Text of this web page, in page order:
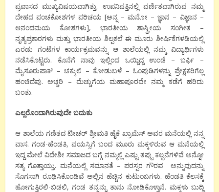
ಪ್ರವಾಸದ ಮುಖ್ಯವಿಷಯವಾಗಿತ್ತು. ಉಪನಿಷತ್ತಿನಲ್ಲಿ ವರ್ಣಿತವಾಗಿರುವ ನಮ್ಮ
ದೇಹದ ಪಂಚಕೋಶಗಳ ಪರಿಚಯ [ಅನ್ನ – ಮನೋ – ಜ್ಞಾನ – ವಿಜ್ಞಾನ –
ಆನಂದಮಯ ಕೋಶಗಳು], ಭಾರತೀಯ ಶಾಸ್ತ್ರೀಯ ಸಂಗೀತ –
ನೃತ್ಯಪ್ರಕಾರಗಳು ಮತ್ತು ಭಾರತೀಯ ಶಿಲ್ಪಕಲೆ ಈ ಮೂರು ಶೀರ್ಷಿಕೆಗಳಡಿಯಲ್ಲಿ
ಎರಡು ಗಂಟೆಗಳ ಕಾರ್ಯಕ್ರಮವನ್ನು ಆ ಶಾಲೆಯಲ್ಲಿ ನಮ್ಮ ವಿದ್ಯಾರ್ಥಿಗಳು
ನಡೆಸಿಕೊಟ್ಟರು. ಕೊನೆಗೆ ನಾವು ಇಲ್ಲಿಂದ ಒಯ್ದಿದ್ದ ಉಂಡೆ – ಬರ್ಫಿ –
ಮೈಸೂರುಪಾಕ್ – ಚಕ್ಕುಲಿ – ಕೋಡುಬಳೆ – ಓಂಪುಡಿಗಳನ್ನು ಪ್ರೇಕ್ಷಕರಿಗೆಲ್ಲ
ಹಂಚಿದೆವು. ಅಚ್ಚರಿ – ಮೆಚ್ಚುಗೆಯ ಮಹಾಪೂರವೇ ನಮ್ಮ ಕಡೆಗೆ ಹರಿದು
ಬಂತು.
ಎಲ್ಲರೊಂದಾಗಿರುವುದೇ ಬದುಕು
ಆ ಶಾಲೆಯ ಗಣಿತದ ಟೀಚರ್ ಶ್ರೀಮತಿ ಹೈಕೆ ಖ್ರಾಮೆಸ್ ಅವರ ಮನೆಯಲ್ಲಿ ನನ್ನ
ವಾಸ. ಗಂಡ-ಹೆಂಡತಿ, ವಯಸ್ಸಿಗೆ ಬಂದ ಮೂರು ಮಕ್ಕಳಿರುವ ಆ ಮನೆಯಲ್ಲಿ
ಇದ್ದ ಮೇಲೆ ವಿದೇಶೀ ಸಮಾಜದ ಬಗ್ಗೆ ನಮ್ಮಲ್ಲಿ ಎಷ್ಟು ತಪ್ಪು ಕಲ್ಪನೆಗಳಿವೆ ಅನ್ನೋ
ಸತ್ಯ ಗೊತ್ತಾಯ್ತು. ಮನೆಯಲ್ಲಿ ಸಮಾನತೆ – ಪರಸ್ಪರ ಗೌರವ ಅನ್ನುವುದನ್ನು
ಸೊಗಸಾಗಿ ರೂಢಿಸಿಕೊಂಡಿವೆ ಅಲ್ಲಿನ ಹೆಚ್ಚಿನ ಕುಟುಂಬಗಳು. ಹೆಂಡತಿ ಕೆಲಸಕ್ಕೆ
ಹೋಗುತ್ತಿರಲಿ-ಬಿಡಲಿ, ಗಂಡ ತನ್ನನ್ನು ತಾನು ನೋಡಿಕೊಳ್ತಾನೆ. ಮಕ್ಕಳು ಬುದ್ಧಿ